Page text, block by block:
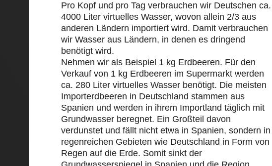
Pro Kopf und pro Tag verbrauchen wir Deutschen ca.
4000 Liter virtuelles Wasser, wovon allein 2/3 aus
anderen Ländern importiert wird. Damit verbrauchen
wir Wasser aus Ländern, in denen es dringend
benötigt wird.
Nehmen wir als Beispiel 1 kg Erdbeeren. Für den
Verkauf von 1 kg Erdbeeren im Supermarkt werden
ca. 280 Liter virtuelles Wasser benötigt. Die meisten
Importerdbeeren in Deutschland stammen aus
Spanien und werden in ihrem Importland täglich mit
Grundwasser beregnet. Ein Großteil davon
verdunstet und fällt nicht etwa in Spanien, sondern in
regenreichen Gebieten wie Deutschland in Form von
Regen auf die Erde. Somit sinkt der